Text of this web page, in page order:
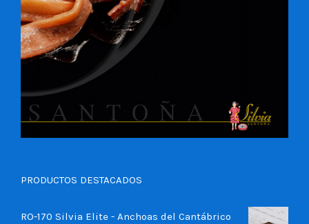
PRODUCTOS DESTACADOS
RO-170 Silvia Elite - Anchoas del Cantábrico